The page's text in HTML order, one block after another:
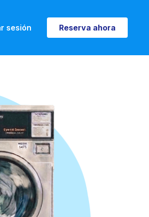
sesión Reserva ahora
Reserva ahora